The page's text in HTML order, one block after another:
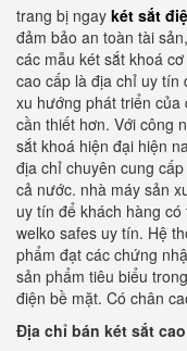
trang bị ngay két sắt
đảm bảo an toàn tài
các mẫu két sắt khoá
cao cấp là địa chỉ uy tín
xu hướng phát triển của
cần thiết hơn. Với công
sắt khoá hiện đại hiện
địa chỉ chuyên cung
cả nước. nhà máy sản
uy tín để khách hàng
welko safes uy tín. Hệ
phẩm đạt các chứng
sản phẩm tiêu biểu
điện bề mặt. Có chân
Địa chỉ bán két sắt